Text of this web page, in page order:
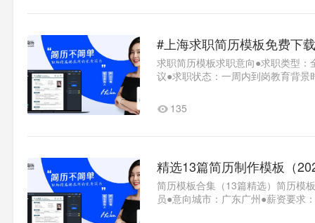
#上海求职简历模板免费下
求职简历模板求职意向●求职类型
议●求职状态：一周内到岗教育背
135
精选13篇简历制作模板（
简历模板合集（13篇精选）简历模
员●意向城市：广东广州●薪资要求